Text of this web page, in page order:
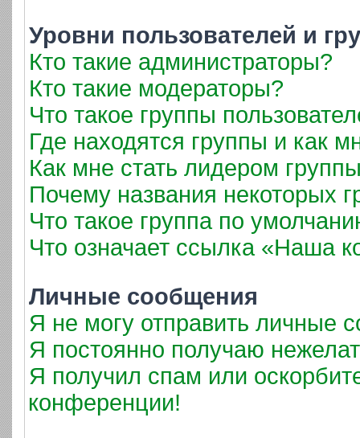
Уровни пользователей и
Кто такие администраторы?
Кто такие модераторы?
Что такое группы
Где находятся группы и как
Как мне стать лидером
Почему названия некоторых
Что такое группа по
Что означает ссылка «Наша
Личные сообщения
Я не могу отправить личные
Я постоянно получаю
Я получил спам или
конференции!